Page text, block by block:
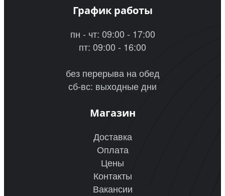
График работы
пн - чт: 09:00 - 17:00
пт: 09:00 - 16:00
без перерыва на обед
сб-вс: выходные дни
Магазин
Доставка
Оплата
Цены
Контакты
Вакансии